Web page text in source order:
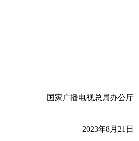
国家广播电视总局办公厅
2023年8月21日